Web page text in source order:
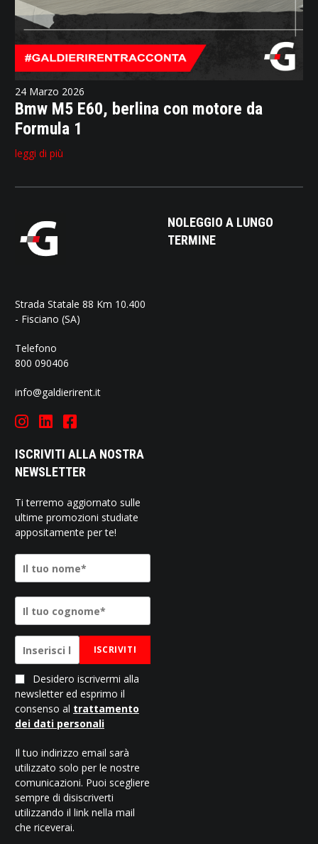
24 Marzo 2026
Bmw M5 E60, berlina con motore da
Formula 1
leggi di più
Strada Statale 88 Km 10.400
- Fisciano (SA)
Telefono
800 090406
info@galdierirent.it
ISCRIVITI ALLA NOSTRA
NEWSLETTER
Ti terremo aggiornato sulle
ultime promozioni studiate
appositamente per te!
ISCRIVITI
Desidero iscrivermi alla
newsletter ed esprimo il
consenso al trattamento
dei dati personali
Il tuo indirizzo email sarà
utilizzato solo per le nostre
comunicazioni. Puoi scegliere
sempre di disiscriverti
utilizzando il link nella mail
che riceverai.
NOLEGGIO A LUNGO
TERMINE